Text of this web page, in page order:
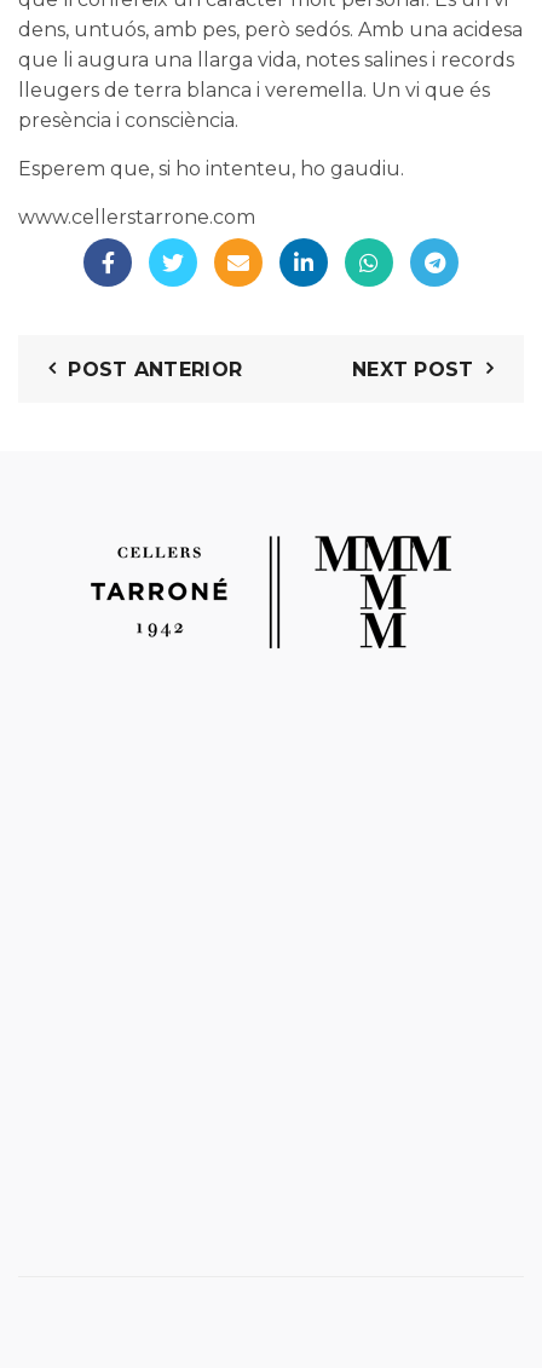
dens, untuós, amb pes, però sedós. Amb una acidesa
que li augura una llarga vida, notes salines i records
lleugers de terra blanca i veremella. Un vi que és
presència i consciència.
Esperem que, si ho intenteu, ho gaudiu.
www.cellerstarrone.com
POST ANTERIOR NEXT POST